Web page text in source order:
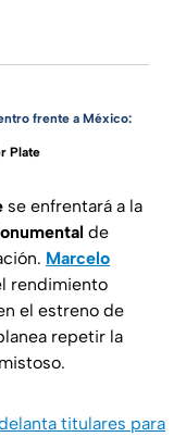
frente a México:
Plate
se enfrentará a la
de
Marcelo
rendimiento
el estreno de
repetir la
titulares para